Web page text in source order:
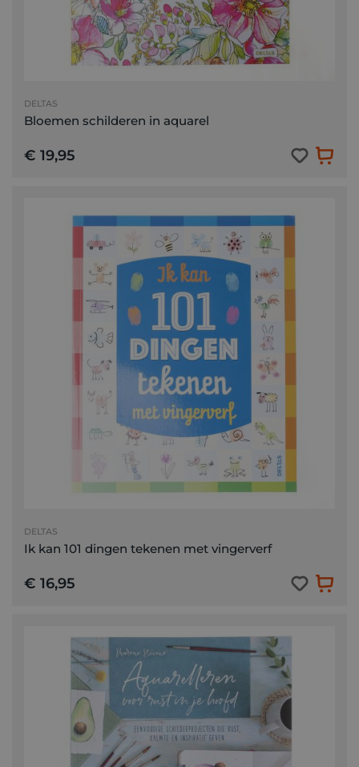
DELTAS
Bloemen schilderen in aquarel
€ 19,95
DELTAS
Ik kan 101 dingen tekenen met vingerverf
€ 16,95